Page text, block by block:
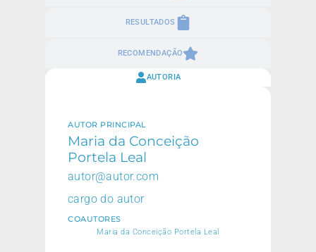
RESULTADOS
RECOMENDAÇÃO
AUTORIA
AUTOR PRINCIPAL
Maria da Conceição
Portela Leal
autor@autor.com
cargo do autor
COAUTORES
Maria da Conceição Portela Leal